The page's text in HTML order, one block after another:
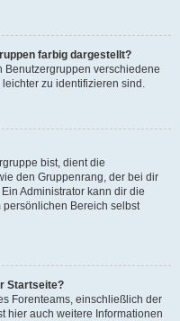
farbig dargestellt?
Benutzergruppen verschiedene
zu identifizieren sind.
bist, dient die
den Gruppenrang, der bei dir
Administrator kann dir die
Bereich selbst
Startseite?
Forenteams, einschließlich der
hier auch weitere Informationen